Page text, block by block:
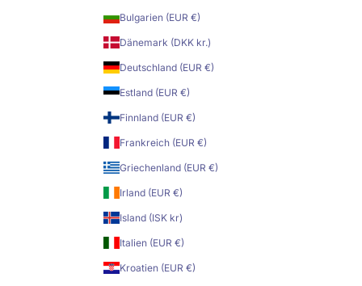
Bulgarien (EUR €)
Dänemark (DKK kr.)
Deutschland (EUR €)
Estland (EUR €)
Finnland (EUR €)
Frankreich (EUR €)
Griechenland (EUR €)
Irland (EUR €)
Island (ISK kr)
Italien (EUR €)
Kroatien (EUR €)